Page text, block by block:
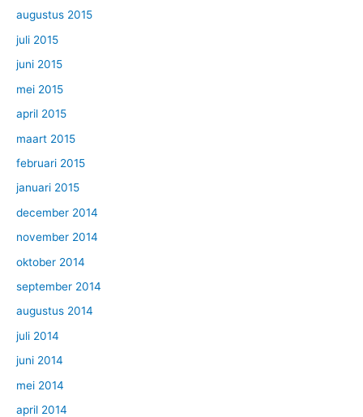
augustus 2015
juli 2015
juni 2015
mei 2015
april 2015
maart 2015
februari 2015
januari 2015
december 2014
november 2014
oktober 2014
september 2014
augustus 2014
juli 2014
juni 2014
mei 2014
april 2014